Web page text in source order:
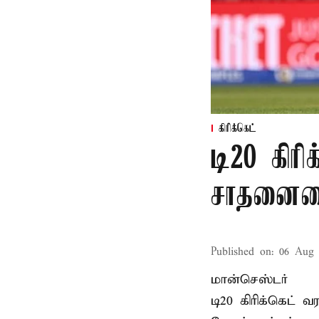
கிரிக்கெட்
டி20
Published on: 06 Aug
மான்செஸ்டர்
டி20